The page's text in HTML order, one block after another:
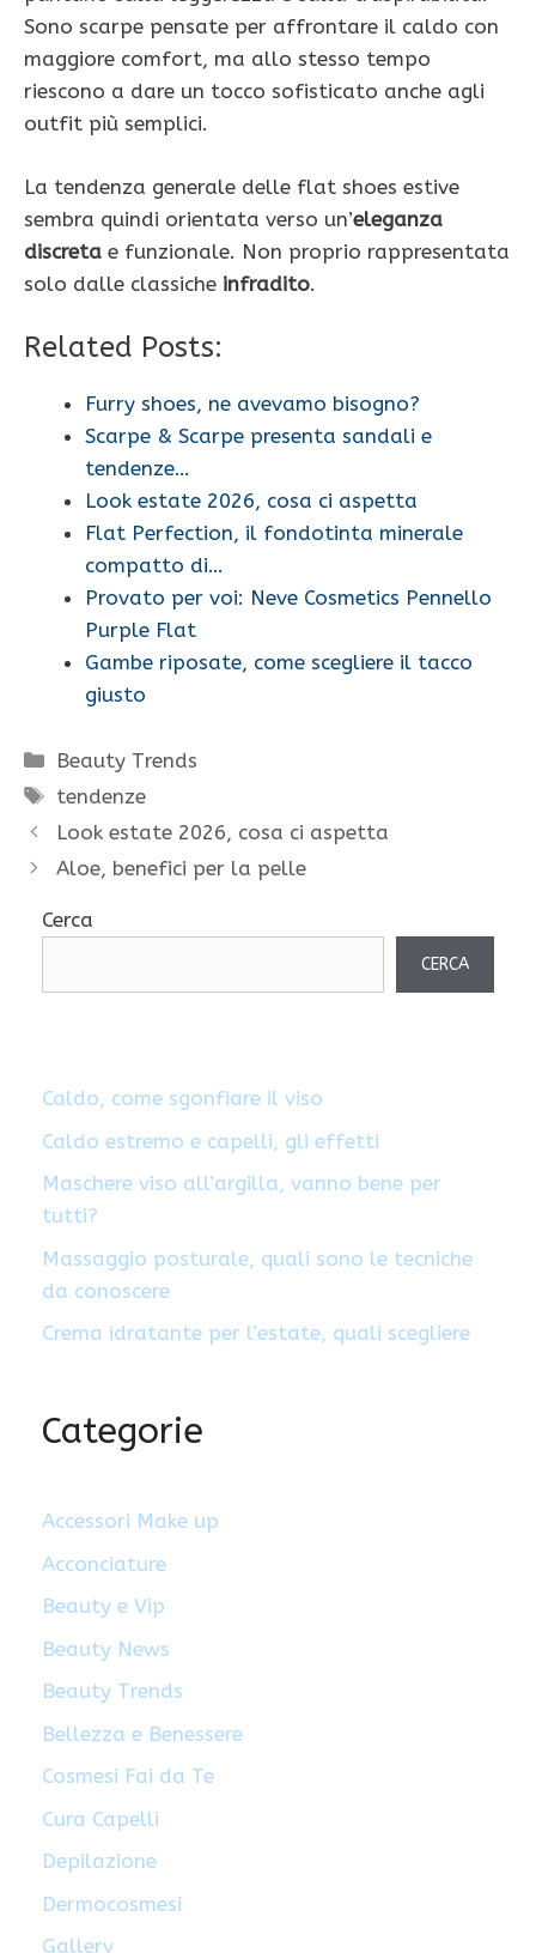
Sono scarpe pensate per affrontare il caldo con
maggiore comfort, ma allo stesso tempo
riescono a dare un tocco sofisticato anche agli
outfit più semplici.
La tendenza generale delle flat shoes estive
sembra quindi orientata verso un’eleganza
discreta e funzionale. Non proprio rappresentata
solo dalle classiche infradito.
Related Posts:
Furry shoes, ne avevamo bisogno?
Scarpe & Scarpe presenta sandali e
tendenze…
Look estate 2026, cosa ci aspetta
Flat Perfection, il fondotinta minerale
compatto di…
Provato per voi: Neve Cosmetics Pennello
Purple Flat
Gambe riposate, come scegliere il tacco
giusto
Categorie
Beauty Trends
Tag
tendenze
Look estate 2026, cosa ci aspetta
Aloe, benefici per la pelle
Cerca
CERCA
Caldo, come sgonfiare il viso
Caldo estremo e capelli, gli effetti
Maschere viso all’argilla, vanno bene per
tutti?
Massaggio posturale, quali sono le tecniche
da conoscere
Crema idratante per l’estate, quali scegliere
Categorie
Accessori Make up
Acconciature
Beauty e Vip
Beauty News
Beauty Trends
Bellezza e Benessere
Cosmesi Fai da Te
Cura Capelli
Depilazione
Dermocosmesi
Gallery